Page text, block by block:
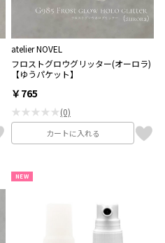
atelier NOVEL
フロストグロウグリッター(オーロラ)
【ゆうパケット】
￥765
★★★★★(0)
カートに入れる
NEW